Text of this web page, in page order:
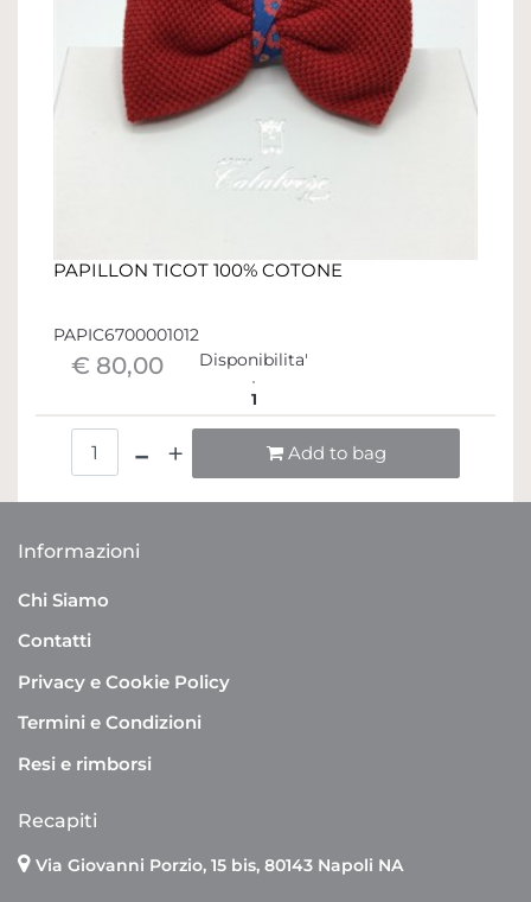
PAPILLON TICOT 100% COTONE
PAPIC6700001012
€ 80,00 Disponibilita'
1
Add to bag
Informazioni
Chi Siamo
Contatti
Privacy e Cookie Policy
Termini e Condizioni
Resi e rimborsi
Recapiti
Via Giovanni Porzio, 15 bis, 80143 Napoli NA